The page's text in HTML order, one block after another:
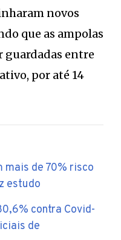
novos
que as ampolas
guardadas entre
por até 14
mais de 70% risco
estudo
contra Covid-
de